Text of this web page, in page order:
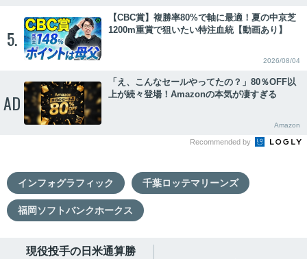
5.
【CBC賞】複勝率80%で軸に最適！夏の中京芝
1200m重賞で狙いたい特注血統【動画あり】
2026/08/04
AD
「え、こんなセールやってたの？」80％OFF以
上が続々登場！Amazonの本気が凄すぎる
Amazon
Recommended by
インフォグラフィック 千葉ロッテマリーンズ
福岡ソフトバンクホークス
現役投手の日米通算勝